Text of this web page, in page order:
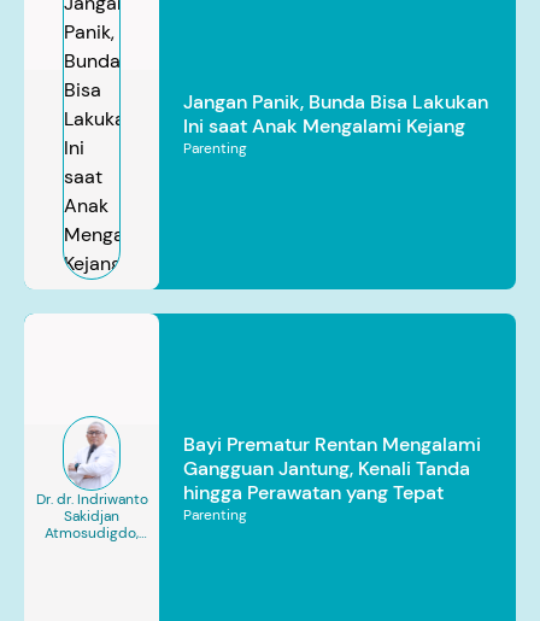
Jangan Panik, Bunda Bisa Lakukan
Ini saat Anak Mengalami Kejang
Parenting
Dr. dr. Indriwanto
Sakidjan
Atmosudigdo,
Bayi Prematur Rentan Mengalami
Gangguan Jantung, Kenali Tanda
hingga Perawatan yang Tepat
Parenting